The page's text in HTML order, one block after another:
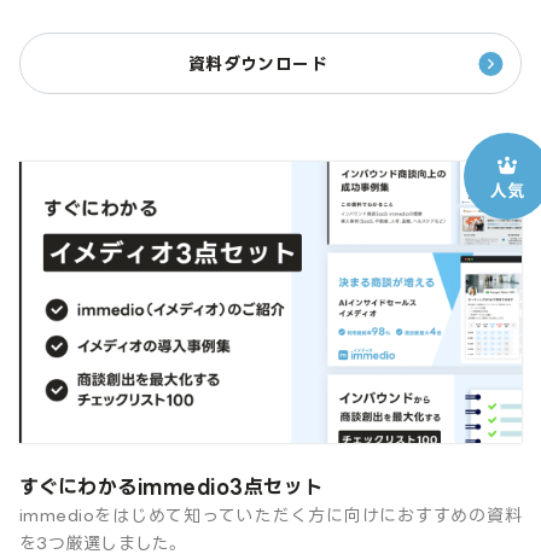
資料ダウンロード
すぐにわかるimmedio3点セット
immedioをはじめて知っていただく方に向けにおすすめの資料
を3つ厳選しました。